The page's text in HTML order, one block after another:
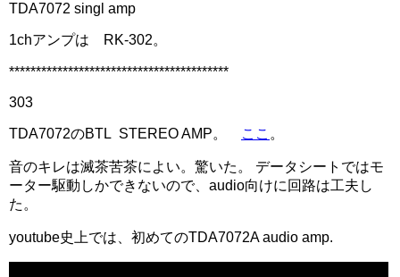
TDA7072 singl amp
1chアンプは RK-302。
*****************************************
303
TDA7072のBTL STEREO AMP。 ここ 。
音のキレは滅茶苦茶によい。驚いた。 データシートではモ
ーター駆動しかできないので、audio向けに回路は工夫し
た。
youtube史上では、初めてのTDA7072A audio amp.